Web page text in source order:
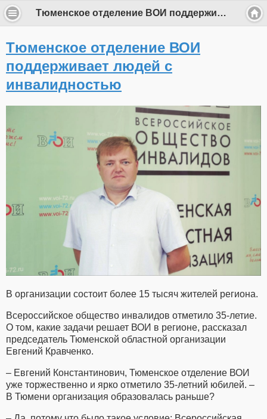
Тюменское отделение ВОИ поддерживает людей с инвалидностью
Тюменское отделение ВОИ
поддерживает людей с
инвалидностью
В организации состоит более 15 тысяч жителей региона.
Всероссийское общество инвалидов отметило 35-летие.
О том, какие задачи решает ВОИ в регионе, рассказал
председатель Тюменской областной организации
Евгений Кравченко.
– Евгений Константинович, Тюменское отделение ВОИ
уже торжественно и ярко отметило 35-летний юбилей. –
В Тюмени организация образовалась раньше?